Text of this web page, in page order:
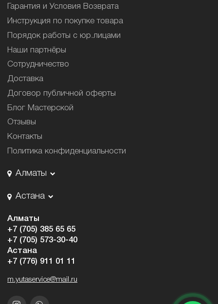
Гарантия и Условия Возврата
Инструкция по покупке товара
Порядок работы с юр.лицами
Наши партнёры
Сотрудничество
Доставка
Договор публичной оферты
Блог Мастерской
Отзывы
Контакты
Политика конфиденциальности
Алматы
Астана
Алматы
+7 (705) 385 65 65
+7 (705) 573-30-40
Астана
+7 (776) 911 01 11
m.yutaservice@mail.ru